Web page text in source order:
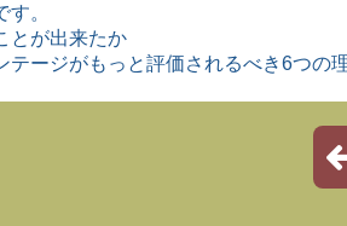
。
とが出来たか
テージがもっと評価されるべき6つの